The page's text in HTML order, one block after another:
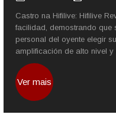
Castro na Hifilive: Hifilive
facilidad, demostrando que
personal del oyente elegir
amplificación de alto nivel y
Ver mais